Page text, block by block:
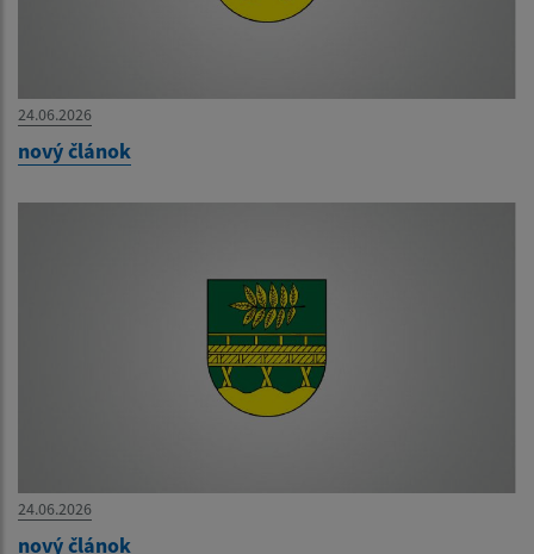
24.06.2026
nový článok
24.06.2026
nový článok